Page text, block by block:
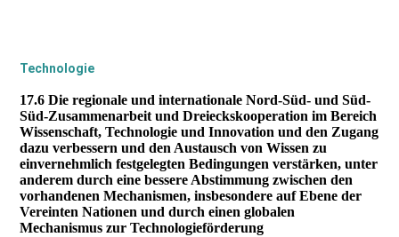
Technologie
17.6 Die regionale und internationale Nord-Süd- und Süd-
Süd-Zusammenarbeit und Dreieckskooperation im Bereich
Wissenschaft, Technologie und Innovation und den Zugang
dazu verbessern und den Austausch von Wissen zu
einvernehmlich festgelegten Bedingungen verstärken, unter
anderem durch eine bessere Abstimmung zwischen den
vorhandenen Mechanismen, insbesondere auf Ebene der
Vereinten Nationen und durch einen globalen
Mechanismus zur Technologieförderung